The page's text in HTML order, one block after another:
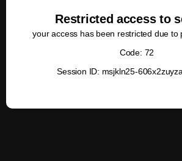
Restricted access to
your access has been restricted due to
Code: 72
Session ID: msjkln25-